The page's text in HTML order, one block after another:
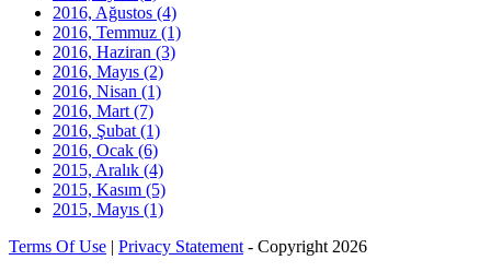
2016, Ağustos (4)
2016, Temmuz (1)
2016, Haziran (3)
2016, Mayıs (2)
2016, Nisan (1)
2016, Mart (7)
2016, Şubat (1)
2016, Ocak (6)
2015, Aralık (4)
2015, Kasım (5)
2015, Mayıs (1)
Terms Of Use | Privacy Statement - Copyright 2026